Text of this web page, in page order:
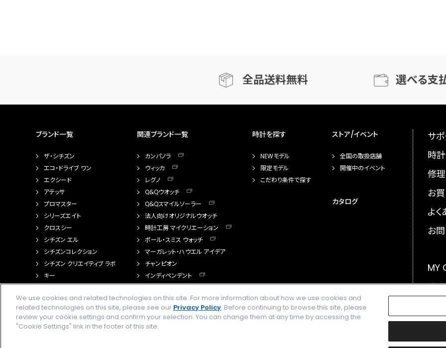
全品送料無料 選べる支
ブランド一覧
ザ・シチズン
エコ・ドライブ ワン
エクシード
アテッサ
プロマスター
シリーズエイト
クロスシー
シチズン エル
シチズンコレクション
シチズン クリエイティブ ラボ
キー
関連ブランド一覧
カンパノラ
ウィッカ
レグノ
Q&Qウオッチ
Q&Qスマイルソーラー
法人向けオリジナルウオッチ
時計工房 マイクリエーション
ポール・スミス ウォッチ
マーガレット・ハウエル アイデア
チャンピオン
インディペンデント
時計を探す
NEWモデル
限定モデル
こだわり条件で探す
ストア/イベント
全国の取扱店舗
開催中のイベント
カタログ
サ
時
修理
お
よ
お
MY
メ
We use cookies and related technologies on this site. For more information about how we use cookies and
related technologies on this site, please see our Privacy Policy. Before continuing to browse this site, please
review your cookie settings and confirm your selection. You can change them at any time by accessing the
"Cookie Settings" link in the footer of this site.